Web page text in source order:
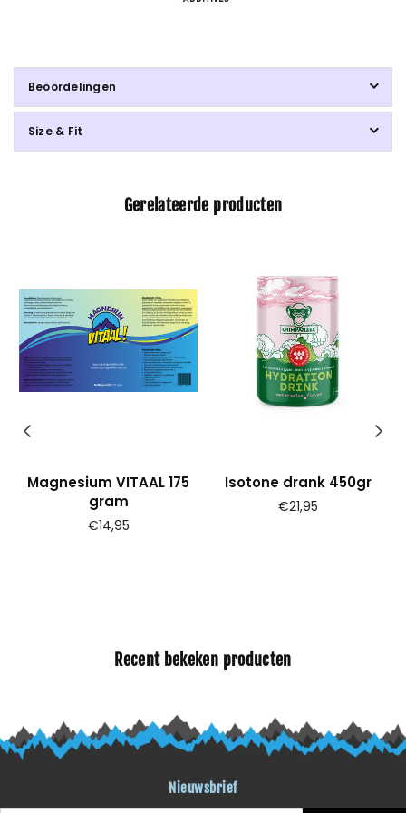
Beoordelingen
Size & Fit
Gerelateerde producten
Magnesium VITAAL 175
gram
Prijs
€14,95
Isotone drank 450gr
Prijs
€21,95
Recent bekeken producten
Nieuwsbrief